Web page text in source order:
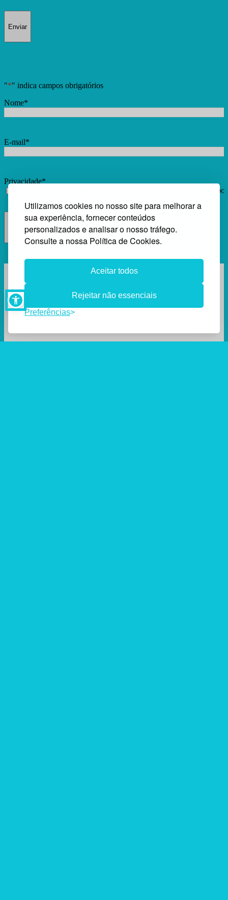
Utilizamos cookies no nosso site para melhorar a
sua experiência, fornecer conteúdos
personalizados e analisar o nosso tráfego.
Consulte a nossa Política de Cookies.
Aceitar todos
Rejeitar não essenciais
Preferências
Enviar
"*" indica campos obrigatórios
Nome*
E-mail*
Privacidade*
Concordo com o armazenamento e tratamento dos meus dados
Subscrever